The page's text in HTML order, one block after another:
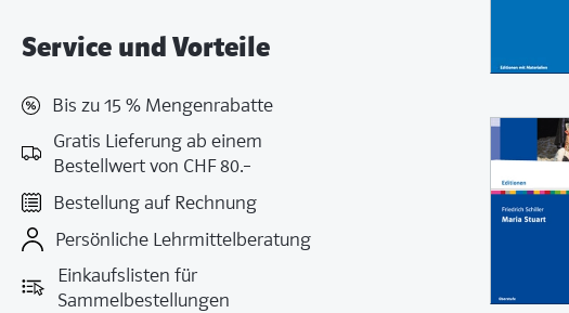
Service und Vorteile
Bis zu 15 % Mengenrabatte
Gratis Lieferung ab einem
Bestellwert von CHF 80.–
Bestellung auf Rechnung
Persönliche Lehrmittelberatung
Einkaufslisten für
Sammelbestellungen